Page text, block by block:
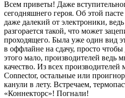
Всем приветы! Даже
сегодняшнего героя. Об этой
даже далекий от электроники,
разгорается такой, что может
проходящего. Была уже один вид
в оффлайне на сдачу, просто
этого мало, производителей ведь
качество. Из всех производителей
Connector, остальные или
канули в лету. Встречаем,
«Коннекторс»! Погнали!